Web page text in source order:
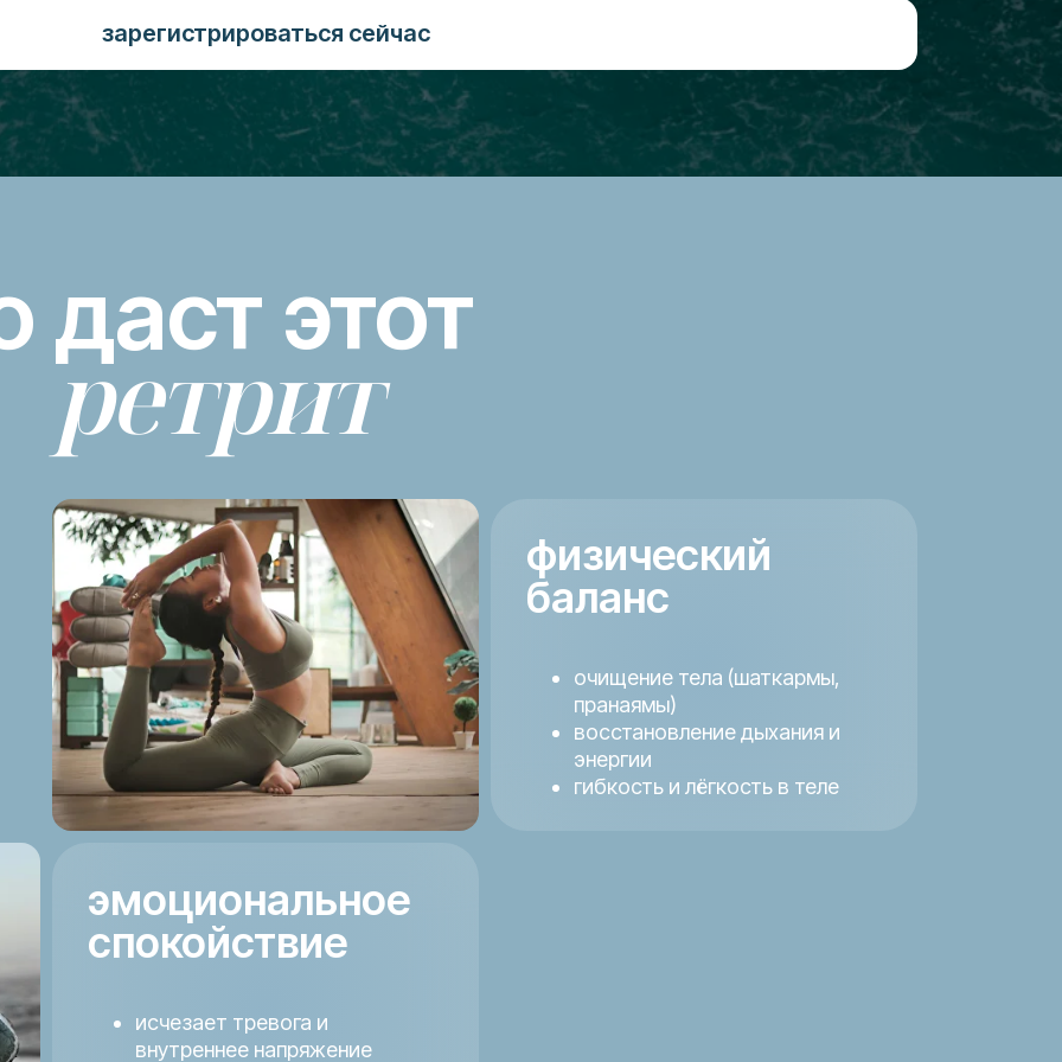
зарегистрироваться сейчас
ретрит
даст этот
эмоциональное
спокойствие
исчезает тревога и
внутреннее напряжение
физический
баланс
очищение тела (шаткармы,
пранаямы)
восстановление дыхания и
энергии
гибкость и лёгкость в теле